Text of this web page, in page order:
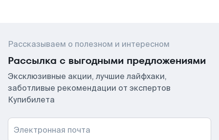
Рассказываем о полезном и интересном
Рассылка с выгодными предложениями
Эксклюзивные акции, лучшие лайфхаки,
заботливые рекомендации от экспертов
Купибилета
Электронная почта